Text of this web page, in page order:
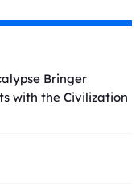
Bringer
with the Civilization